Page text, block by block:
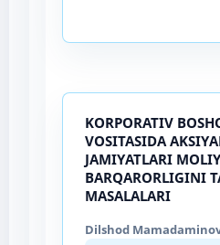
KORPORATIV
VOSITASIDA
JAMIYATLARI
BARQARORLIGINI
MASALALARI
Dilshod